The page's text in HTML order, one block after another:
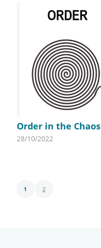
Order in the Chaos
28/10/2022
1 2